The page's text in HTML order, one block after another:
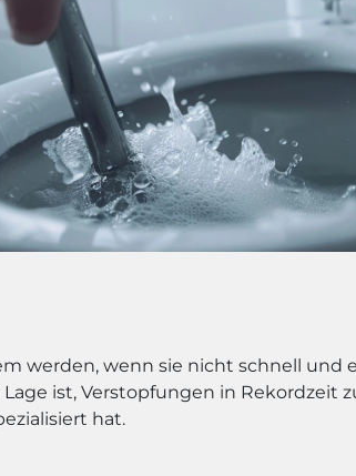
werden, wenn sie nicht schnell und
ist, Verstopfungen in Rekordzeit
hat.